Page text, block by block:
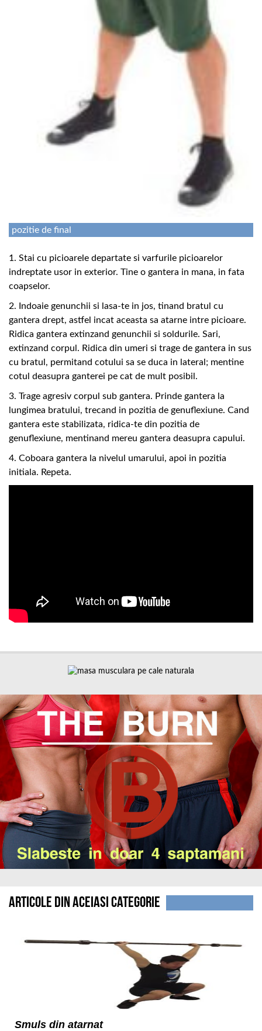
pozitie de final
1. Stai cu picioarele departate si varfurile picioarelor
indreptate usor in exterior. Tine o gantera in mana, in fata
coapselor.
2. Indoaie genunchii si lasa-te in jos, tinand bratul cu
gantera drept, astfel incat aceasta sa atarne intre picioare.
Ridica gantera extinzand genunchii si soldurile. Sari,
extinzand corpul. Ridica din umeri si trage de gantera in sus
cu bratul, permitand cotului sa se duca in lateral; mentine
cotul deasupra ganterei pe cat de mult posibil.
3. Trage agresiv corpul sub gantera. Prinde gantera la
lungimea bratului, trecand in pozitia de genuflexiune. Cand
gantera este stabilizata, ridica-te din pozitia de
genuflexiune, mentinand mereu gantera deasupra capului.
4. Coboara gantera la nivelul umarului, apoi in pozitia
initiala. Repeta.
Articole din aceiasi categorie
Smuls din atarnat